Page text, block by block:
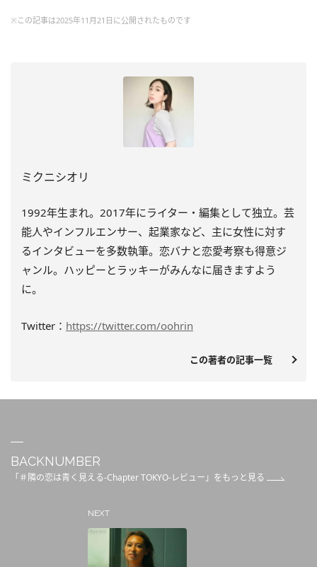
※この記事は2025年11月21日に公開されたものです
ミクニシオリ
1992年生まれ。2017年にライター・編集として独立。芸
能人やインフルエンサー、起業家など、主に女性に対す
るインタビューを多数執筆。恋バナと恋愛考察も得意ジ
ャンル。ハッピーとラッキーがみんなに届きますよう
に。
Twitter： https://twitter.com/oohrin
この著者の記事一覧
BACKNUMBER
「＃隣の恋は青く見える-Chapter TOKYO-レビュー」をもっと見る
NEXT